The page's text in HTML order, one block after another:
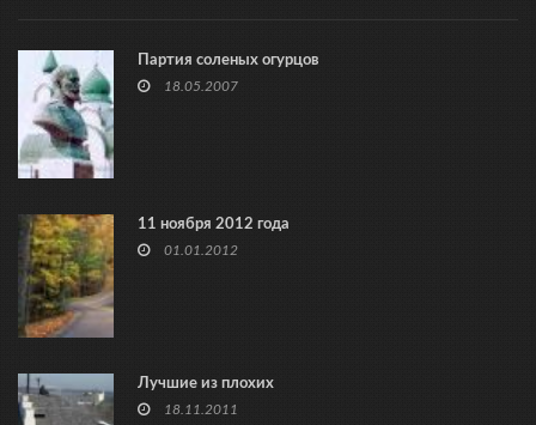
Партия соленых огурцов
18.05.2007
11 ноября 2012 года
01.01.2012
Лучшие из плохих
18.11.2011